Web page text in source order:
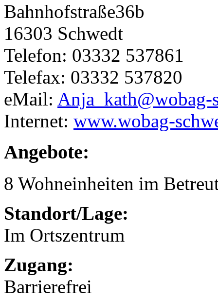
Bahnhofstraße36b
16303 Schwedt
Telefon: 03332 537861
Telefax: 03332 537820
eMail: Anja_kath@wobag-
Internet: www.wobag-
Angebote:
8 Wohneinheiten im
Standort/Lage:
Im Ortszentrum
Zugang:
Barrierefrei